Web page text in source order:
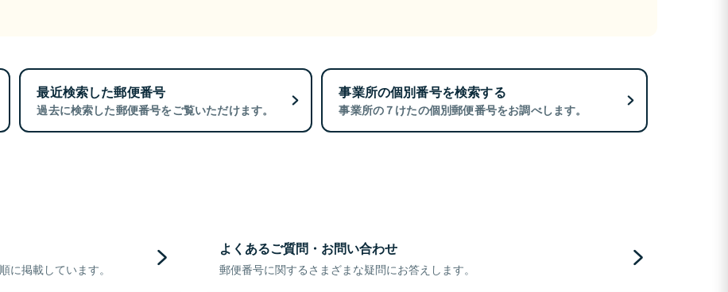
最近検索した郵便番号
過去に検索した郵便番号をご覧いただけます。
事業所の個別番号を検索する
事業所の７けたの個別郵便番号をお調べします。
に掲載しています。
よくあるご質問・お問い合わせ
郵便番号に関するさまざまな疑問にお答えします。